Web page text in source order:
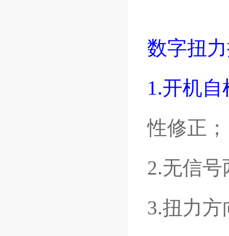
数字扭
1.开机
性修正；
2.无信
3.扭力